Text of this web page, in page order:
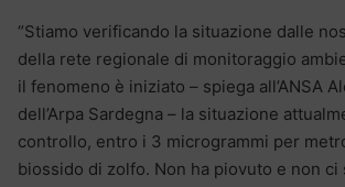
“Stiamo verificando la situazione dalle
della rete regionale di monitoraggio
il fenomeno è iniziato – spiega all’ANSA
dell’Arpa Sardegna – la situazione
controllo, entro i 3 microgrammi per
biossido di zolfo. Non ha piovuto e non ci